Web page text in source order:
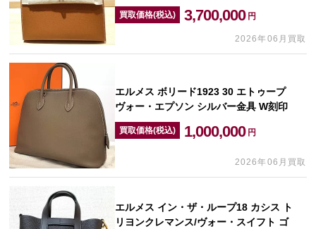
買取価格(税込) 3,700,000 円
2026年06月買取
エルメス ボリード1923 30 エトゥープ
ヴォー・エプソン シルバー金具 W刻印
買取価格(税込) 1,000,000 円
2026年06月買取
エルメス イン・ザ・ループ18 カシス ト
リヨンクレマンス/ヴォー・スイフト ゴ